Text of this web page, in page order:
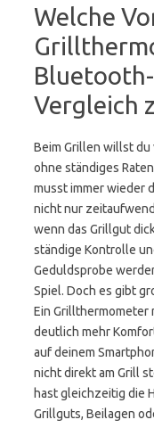
Welche
Vergleich
Beim Grillen willst du
ohne ständiges
musst immer wieder
nicht nur
wenn das Grillgut
ständige Kontrolle
Geduldsprobe
Spiel. Doch es gibt
Ein
deutlich mehr
auf deinem
nicht direkt am Grill
hast gleichzeitig die
Grillguts, Beilagen